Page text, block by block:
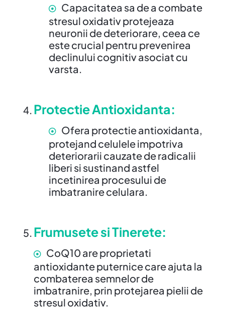
Capacitatea sa de a combate
stresul oxidativ protejeaza
neuronii de deteriorare, ceea ce
este crucial pentru prevenirea
declinului cognitiv asociat cu
varsta.
Protectie Antioxidanta:
Ofera protectie antioxidanta,
protejand celulele impotriva
deteriorarii cauzate de radicalii
liberi si sustinand astfel
incetinirea procesului de
imbatranire celulara.
Frumusete si Tinerete:
CoQ10 are proprietati
antioxidante puternice care ajuta la
combaterea semnelor de
imbatranire, prin protejarea pielii de
stresul oxidativ.